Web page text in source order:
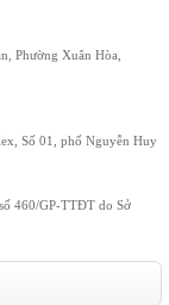
Phường Xuân Hòa,
Số 01, phố Nguyễn Huy
460/GP-TTĐT do Sở